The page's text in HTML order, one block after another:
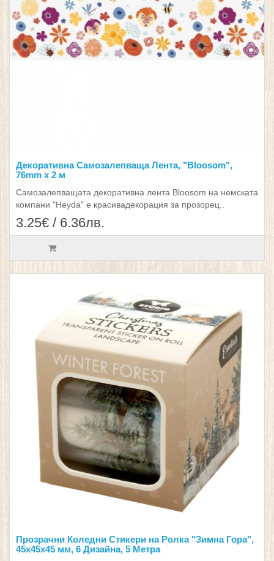
Декоративна Самозалепваща Лента, "Bloosom",
76mm х 2 м
Самозалепващата декоративна лента Bloosom на немската
компани "Heyda" е красивадекорация за прозорец..
3.25€ / 6.36лв.
Прозрачни Коледни Стикери на Ролка "Зимна Гора",
45x45x45 мм, 6 Дизайна, 5 Метра